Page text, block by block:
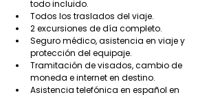
todo incluido.
Todos los traslados del viaje.
2 excursiones de día completo.
Seguro médico, asistencia en viaje y
protección del equipaje.
Tramitación de visados, cambio de
moneda e internet en destino.
Asistencia telefónica en español en